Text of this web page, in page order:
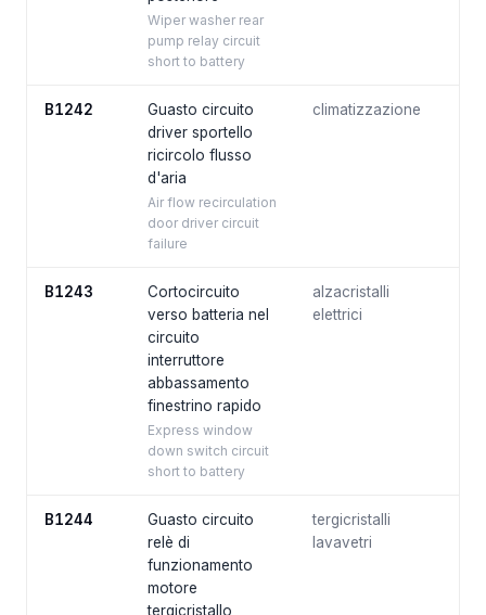
Wiper washer rear
pump relay circuit
short to battery
B1242
Guasto circuito
driver sportello
ricircolo flusso
d'aria
Air flow recirculation
door driver circuit
failure
climatizzazione
B1243
Cortocircuito
verso batteria nel
circuito
interruttore
abbassamento
finestrino rapido
Express window
down switch circuit
short to battery
alzacristalli
elettrici
B1244
Guasto circuito
relè di
funzionamento
motore
tergicristallo
tergicristalli
lavavetri